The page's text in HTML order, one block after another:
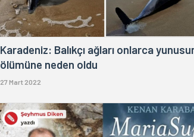
Karadeniz: Balıkçı ağları onlarca
ölümüne neden oldu
27 Mart 2022